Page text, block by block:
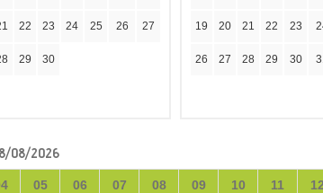
22 23 24 25 26 27
29 30
19 20 21 22 23
26 27 28 29 30
08/2026
05 06 07 08 09 10 11 12